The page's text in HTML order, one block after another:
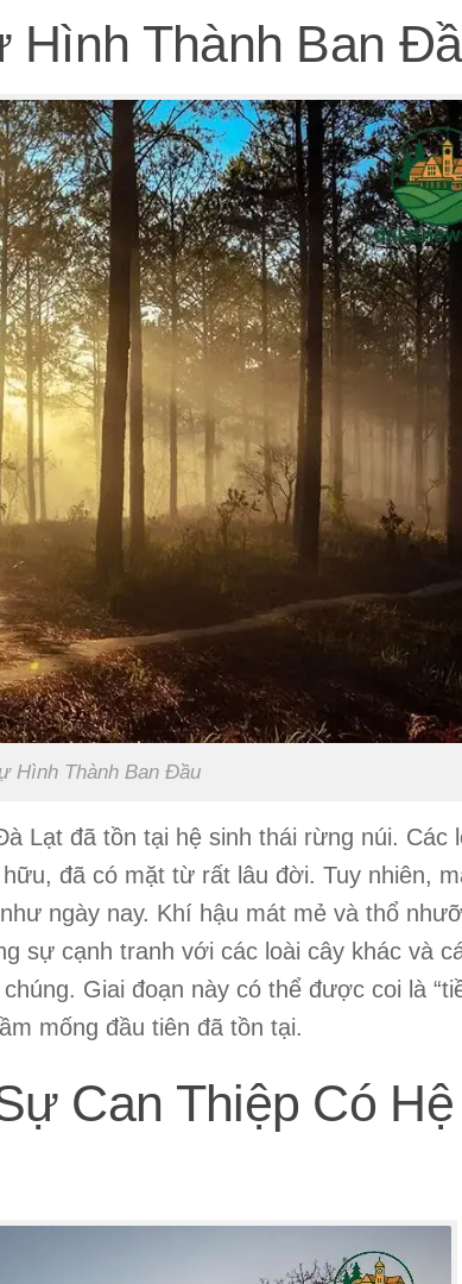
Hình Thành Ban
Hình Thành Ban Đầu
Lạt đã tồn tại hệ sinh thái rừng núi. Các
đã có mặt từ rất lâu đời. Tuy nhiên,
ngày nay. Khí hậu mát mẻ và thổ
sự cạnh tranh với các loài cây khác và
Giai đoạn này có thể được coi là
mống đầu tiên đã tồn tại.
Can Thiệp Có Hệ